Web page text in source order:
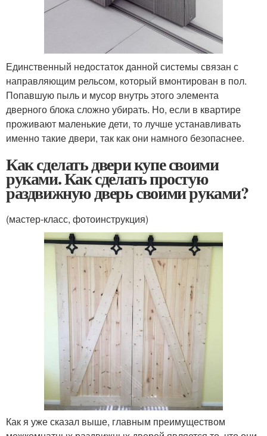
Единственный недостаток данной системы связан с
направляющим рельсом, который вмонтирован в пол.
Попавшую пыль и мусор внутрь этого элемента
дверного блока сложно убирать. Но, если в квартире
проживают маленькие дети, то лучше устанавливать
именно такие двери, так как они намного безопаснее.
Как сделать двери купе своими
руками. Как сделать простую
раздвижную дверь своими руками?
(мастер-класс, фотоинструкция)
Как я уже сказал выше, главным преимуществом